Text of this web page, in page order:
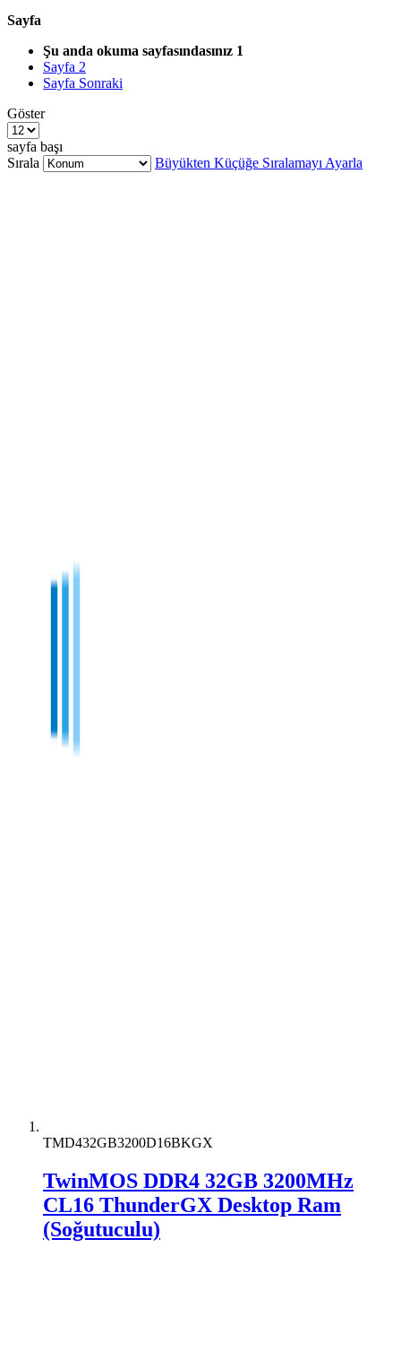
Sayfa
Şu anda okuma sayfasındasınız 1
Sayfa 2
Sayfa Sonraki
Göster
sayfa başı
Sırala
Büyükten Küçüğe Sıralamayı Ayarla
TMD432GB3200D16BKGX
TwinMOS DDR4 32GB 3200MHz
CL16 ThunderGX Desktop Ram
(Soğutuculu)